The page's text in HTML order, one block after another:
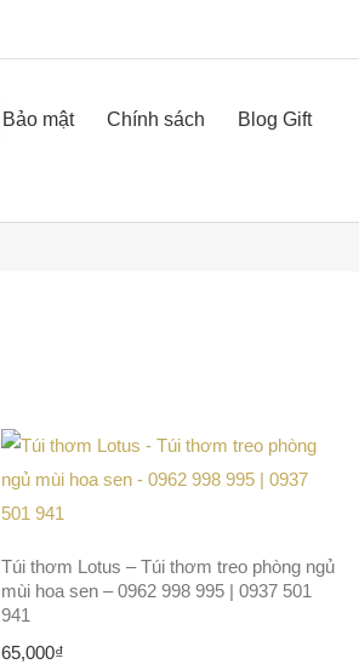
Bảo mật Chính sách Blog Gift
Túi thơm Lotus – Túi thơm treo phòng ngủ
mùi hoa sen – 0962 998 995 | 0937 501
941
65,000₫